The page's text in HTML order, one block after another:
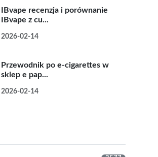
IBvape recenzja i porównanie
IBvape z cu...
2026-02-14
Przewodnik po e-cigarettes w
sklep e pap...
2026-02-14